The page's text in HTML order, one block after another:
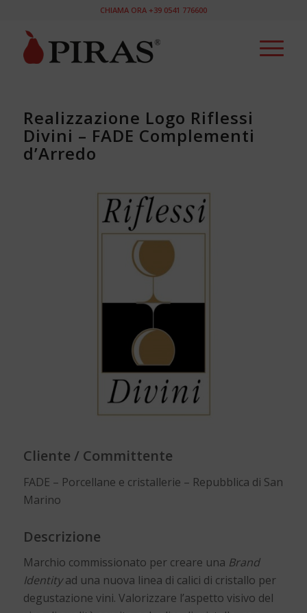
CHIAMA ORA +39 0541 776600
Realizzazione Logo Riflessi
Divini – FADE Complementi
d’Arredo
Cliente / Committente
FADE – Porcellane e cristallerie – Repubblica di San
Marino
Descrizione
Marchio commissionato per creare una Brand
Identityad una nuova linea di calici di cristallo per
degustazione vini. Valorizzare l’aspetto visivo del